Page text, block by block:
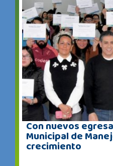
Con nuevos
Municipal de
crecimiento